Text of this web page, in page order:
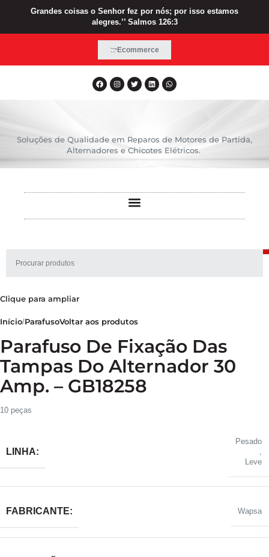
Grandes coisas o Senhor fez por nós; por isso estamos
alegres.’’ Salmos 126:3
Ecommerce
Soluções de Qualidade em Reparos de Motores de Partida,
Alternadores e Chicotes Elétricos.
Clique para ampliar
Início ParafusoVoltar aos produtos
Parafuso De Fixação Das
Tampas Do Alternador 30
Amp. – GB18258
10 peças
LINHA:
Pesado
,
Leve
FABRICANTE: Wapsa